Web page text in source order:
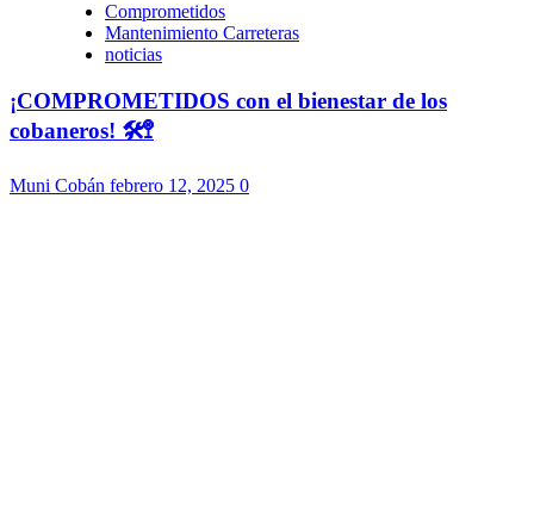
Comprometidos
Mantenimiento Carreteras
noticias
¡COMPROMETIDOS con el bienestar de los
cobaneros! 🛠️🚏
Muni Cobán febrero 12, 2025 0